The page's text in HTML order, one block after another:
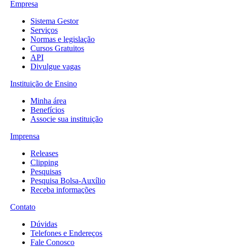
Empresa
Sistema Gestor
Serviços
Normas e legislação
Cursos Gratuitos
API
Divulgue vagas
Instituição de Ensino
Minha área
Benefícios
Associe sua instituição
Imprensa
Releases
Clipping
Pesquisas
Pesquisa Bolsa-Auxílio
Receba informações
Contato
Dúvidas
Telefones e Endereços
Fale Conosco